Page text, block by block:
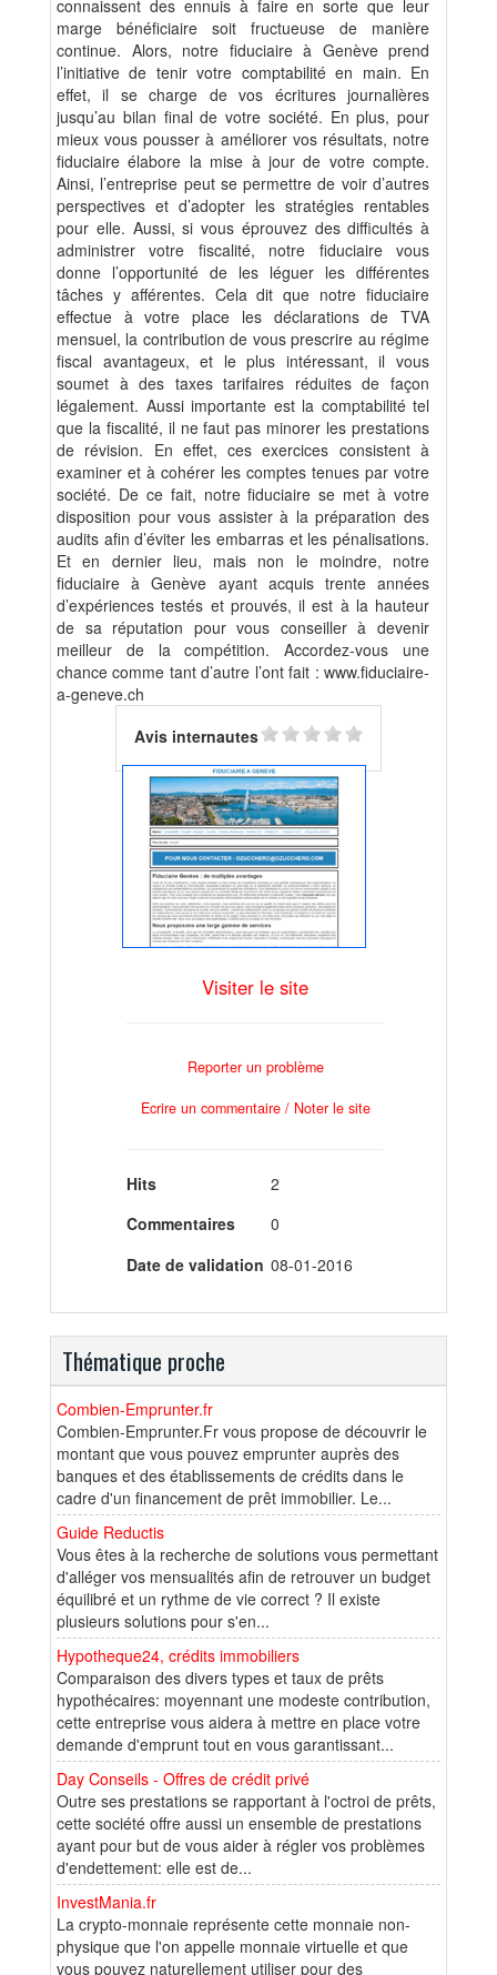
connaissent des ennuis à faire en sorte que leur
marge bénéficiaire soit fructueuse de manière
continue. Alors, notre fiduciaire à Genève prend
l’initiative de tenir votre comptabilité en main. En
effet, il se charge de vos écritures journalières
jusqu’au bilan final de votre société. En plus, pour
mieux vous pousser à améliorer vos résultats, notre
fiduciaire élabore la mise à jour de votre compte.
Ainsi, l’entreprise peut se permettre de voir d’autres
perspectives et d’adopter les stratégies rentables
pour elle. Aussi, si vous éprouvez des difficultés à
administrer votre fiscalité, notre fiduciaire vous
donne l’opportunité de les léguer les différentes
tâches y afférentes. Cela dit que notre fiduciaire
effectue à votre place les déclarations de TVA
mensuel, la contribution de vous prescrire au régime
fiscal avantageux, et le plus intéressant, il vous
soumet à des taxes tarifaires réduites de façon
légalement. Aussi importante est la comptabilité tel
que la fiscalité, il ne faut pas minorer les prestations
de révision. En effet, ces exercices consistent à
examiner et à cohérer les comptes tenues par votre
société. De ce fait, notre fiduciaire se met à votre
disposition pour vous assister à la préparation des
audits afin d’éviter les embarras et les pénalisations.
Et en dernier lieu, mais non le moindre, notre
fiduciaire à Genève ayant acquis trente années
d’expériences testés et prouvés, il est à la hauteur
de sa réputation pour vous conseiller à devenir
meilleur de la compétition. Accordez-vous une
chance comme tant d’autre l’ont fait : www.fiduciaire-
a-geneve.ch
Avis internautes
Visiter le site
Reporter un problème
Ecrire un commentaire / Noter le site
Hits
2
Commentaires
0
Date de validation 08-01-2016
Thématique proche
Combien-Emprunter.fr
Combien-Emprunter.Fr vous propose de découvrir le
montant que vous pouvez emprunter auprès des
banques et des établissements de crédits dans le
cadre d'un financement de prêt immobilier. Le...
Guide Reductis
Vous êtes à la recherche de solutions vous permettant
d'alléger vos mensualités afin de retrouver un budget
équilibré et un rythme de vie correct ? Il existe
plusieurs solutions pour s'en...
Hypotheque24, crédits immobiliers
Comparaison des divers types et taux de prêts
hypothécaires: moyennant une modeste contribution,
cette entreprise vous aidera à mettre en place votre
demande d'emprunt tout en vous garantissant...
Day Conseils - Offres de crédit privé
Outre ses prestations se rapportant à l'octroi de prêts,
cette société offre aussi un ensemble de prestations
ayant pour but de vous aider à régler vos problèmes
d'endettement: elle est de...
InvestMania.fr
La crypto-monnaie représente cette monnaie non-
physique que l'on appelle monnaie virtuelle et que
vous pouvez naturellement utiliser pour des